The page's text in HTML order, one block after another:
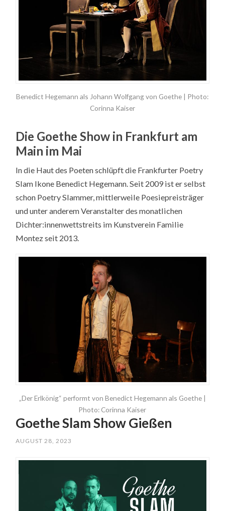
Benedict Hegemann als Johann Wolfgang von Goethe | Photo:
Corinna Kaiser
Die Goethe Show in Frankfurt am
Main im Mai
In die Haut des Poeten schlüpft die Frankfurter Poetry
Slam Ikone Benedict Hegemann. Seit 2009 ist er selbst
schon Poetry Slammer, mittlerweile Poesiepreisträger
und unter anderem Veranstalter des monatlichen
Dichter:innenwettstreits im Kunstverein Familie
Montez seit 2013.
„Der Erlkönig“ performt von Benedict Hegemann als Goethe |
Photo: Corinna Kaiser
Goethe Slam Show Gießen
AUGUST 28, 2023